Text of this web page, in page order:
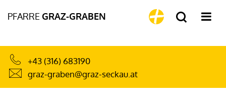
PFARRE GRAZ-GRABEN
+43 (316) 683190
graz-graben@graz-seckau.at